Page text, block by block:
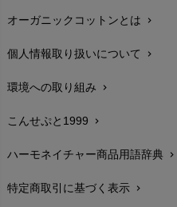
在庫状況と発送予定chevron_right
サイズ・寸法chevron_right
生地・素材chevron_right
お手入れについて
レビューを書こうchevron_right
返品交換chevron_right
オーガニックコットンとは chevron_right
個人情報取り扱いについて chevron_right
環境への取り組み chevron_right
こんせぷと1999 chevron_right
ハーモネイチャー商品用語辞典 chevron_right
特定商取引に基づく表示 chevron_right